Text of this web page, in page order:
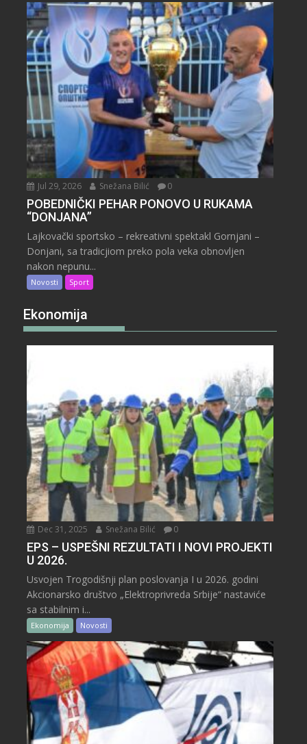
Jul 29, 2026 Snežana Bilić 0
POBEDNIČKI PEHAR PONOVO U RUKAMA
“DONJANA”
Lajkovački sportsko – rekreativni spektakl Gornjani –
Donjani, sa tradicjiom preko pola veka obnovljen
nakon nepunu...
Novosti Sport
Ekonomija
Dec 31, 2025 Snežana Bilić 0
EPS – USPEŠNI REZULTATI I NOVI PROJEKTI
U 2026.
Usvojen Trogodišnji plan poslovanja I u 2026. godini
Akcionarsko društvo „Elektroprivreda Srbije“ nastaviće
sa stabilnim i...
Ekonomija Novosti